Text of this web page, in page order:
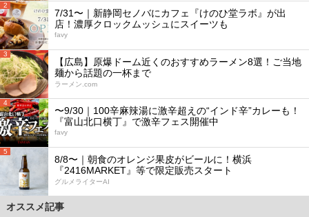
2
7/31〜｜新静岡セノバにカフェ『けのひ堂ラボ』が出
店！濃厚クロックムッシュにスイーツも
favy
3
【広島】原爆ドーム近くのおすすめラーメン8選！ご当地
麺から話題の一杯まで
ラーメン.com
4
〜9/30｜100辛麻辣湯に激辛超えの“インド辛”カレーも！
『富山北口横丁』で激辛フェス開催中
favy
5
8/8〜｜朝食のオレンジ果皮がビールに！横浜
『2416MARKET』等で限定販売スタート
グルメライターAI
オススメ記事